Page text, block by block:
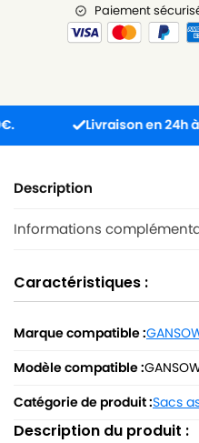
Paiement
Livraison en 24h à 72h.
Description
Informations
Caractéristiques :
Marque compatible :
Modèle compatible :
Catégorie de produit :Sacs
Description du produit :